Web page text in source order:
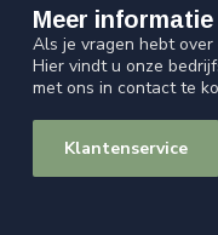
Meer informatie
Als je vragen hebt
Hier vindt u onze
met ons in contact te
Klantenservice